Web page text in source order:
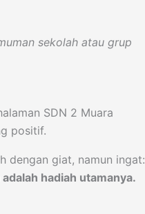
sekolah atau grup
SDN 2 Muara
positif.
dengan giat, namun ingat:
hadiah utamanya.